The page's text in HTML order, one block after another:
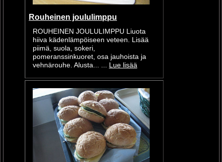
Rouheinen joululimppu
ROUHEINEN JOULULIMPPU Liuota
hiiva kädenlämpöiseen veteen. Lisää
piimä, suola, sokeri,
pomeranssinkuoret, osa jauhoista ja
vehnärouhe. Alusta... ... Lue lisää